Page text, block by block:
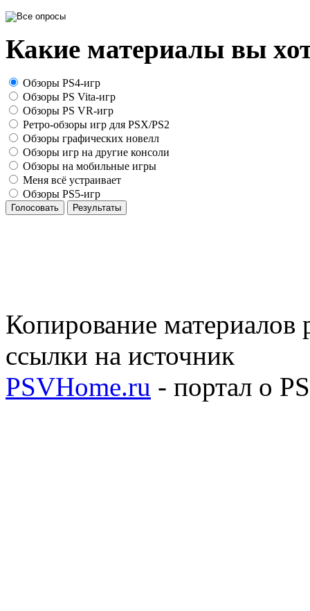
Какие материалы вы
Обзоры PS4-игр
Обзоры PS Vita-игр
Обзоры PS VR-игр
Ретро-обзоры игр для PSX/PS2
Обзоры графических новелл
Обзоры игр на другие консоли
Обзоры на мобильные игры
Меня всё устраивает
Обзоры PS5-игр
Голосовать Результаты
Копирование материалов
ссылки на источник
PSVHome.ru - портал о